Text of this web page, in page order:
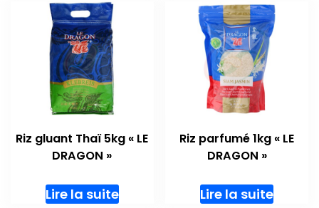
Riz gluant Thaï 5kg « LE
DRAGON »
Lire la suite
Riz parfumé 1kg « LE
DRAGON »
Lire la suite